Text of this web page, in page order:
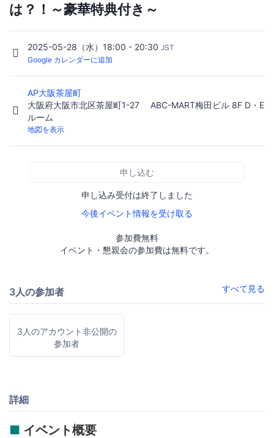
は？！～豪華特典付き～
2025-05-28（水）18:00 - 20:30 JST
Google カレンダーに追加
AP大阪茶屋町
大阪府大阪市北区茶屋町1-27 ABC-MART梅田ビル 8F D・E
ルーム
地図を表示
申し込む
申し込み受付は終了しました
今後イベント情報を受け取る
参加費無料
イベント・懇親会の参加費は無料です。
3人の参加者 すべて見る
3人のアカウント非公開の
参加者
詳細
■ イベント概要